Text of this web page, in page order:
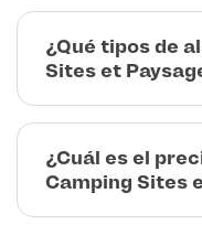
¿Qué tipos de
Sites et
¿Cuál es el
Camping Sites